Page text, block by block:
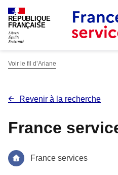
RÉPUBLIQUE
FRANÇAISE
Voir le fil d’Ariane
Revenir à la recherche
France
France services